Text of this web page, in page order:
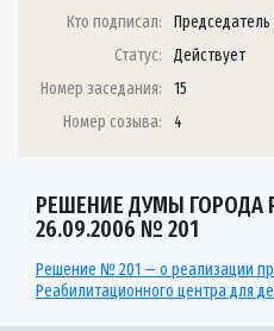
Кто подписал:
Статус:
Действует
Номер заседания:
15
Номер созыва:
4
РЕШЕНИЕ ДУМЫ ГОРОДА
26.09.2006 № 201
Решение № 201 — о реализации
Реабилитационного центра для